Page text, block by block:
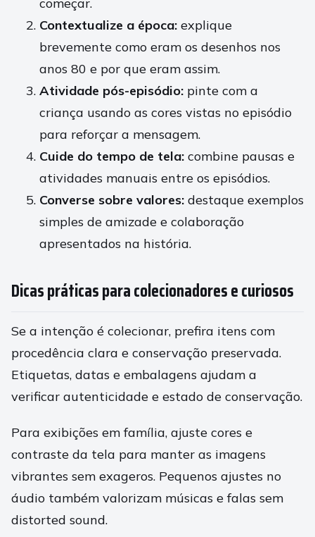
começar.
Contextualize a época: explique
brevemente como eram os desenhos nos
anos 80 e por que eram assim.
Atividade pós-episódio: pinte com a
criança usando as cores vistas no episódio
para reforçar a mensagem.
Cuide do tempo de tela: combine pausas e
atividades manuais entre os episódios.
Converse sobre valores: destaque exemplos
simples de amizade e colaboração
apresentados na história.
Dicas práticas para colecionadores e curiosos
Se a intenção é colecionar, prefira itens com
procedência clara e conservação preservada.
Etiquetas, datas e embalagens ajudam a
verificar autenticidade e estado de conservação.
Para exibições em família, ajuste cores e
contraste da tela para manter as imagens
vibrantes sem exageros. Pequenos ajustes no
áudio também valorizam músicas e falas sem
distorted sound.